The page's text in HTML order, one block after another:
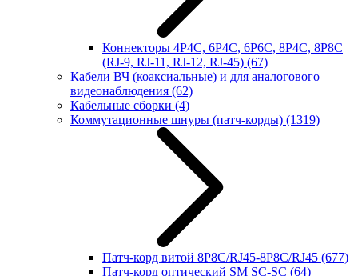
Коннекторы 4P4C, 6P4C, 6P6C, 8P4C, 8P8C
(RJ-9, RJ-11, RJ-12, RJ-45) (67)
Кабели ВЧ (коаксиальные) и для аналогового
видеонаблюдения (62)
Кабельные сборки (4)
Коммутационные шнуры (патч-корды) (1319)
Патч-корд витой 8P8C/RJ45-8P8C/RJ45 (677)
Патч-корд оптический SM SC-SC (64)